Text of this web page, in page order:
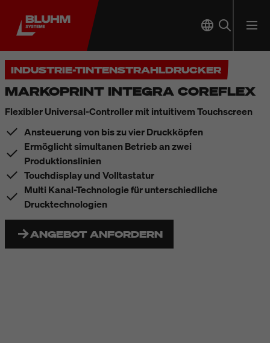
INDUSTRIE-TINTENSTRAHLDRUCKER
MARKOPRINT INTEGRA COREFLEX
Flexibler Universal-Controller mit intuitivem Touchscreen
Ansteuerung von bis zu vier Druckköpfen
Ermöglicht simultanen Betrieb an zwei
Produktionslinien
Touchdisplay und Volltastatur
Multi Kanal-Technologie für unterschiedliche
Drucktechnologien
ANGEBOT ANFORDERN